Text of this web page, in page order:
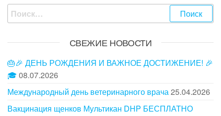
Найти:
СВЕЖИЕ НОВОСТИ
🎂🎉 ДЕНЬ РОЖДЕНИЯ И ВАЖНОЕ ДОСТИЖЕНИЕ! 🎉
🎓08.07.2026
Международный день ветеринарного врача25.04.2026
Вакцинация щенков Мультикан DHP БЕСПЛАТНО